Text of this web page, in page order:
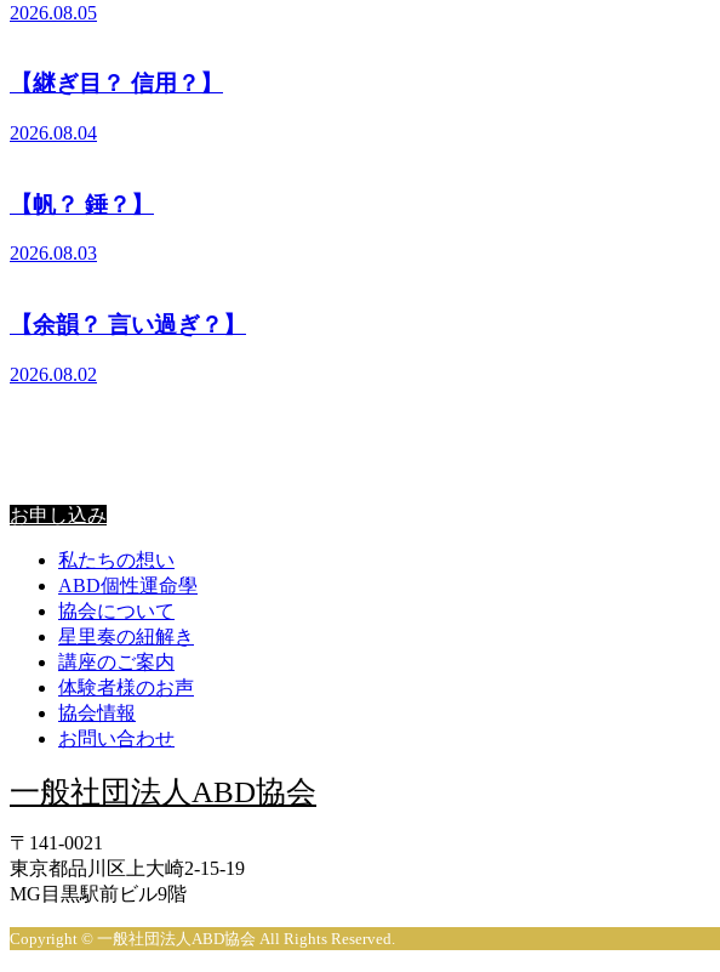
2026.08.05
【継ぎ目？ 信用？】
2026.08.04
【帆？ 錘？】
2026.08.03
【余韻？ 言い過ぎ？】
2026.08.02
お申し込み
私たちの想い
ABD個性運命學
協会について
星里奏の紐解き
講座のご案内
体験者様のお声
協会情報
お問い合わせ
一般社団法人ABD協会
〒141-0021
東京都品川区上大崎2-15-19
MG目黒駅前ビル9階
Copyright © 一般社団法人ABD協会 All Rights Reserved.